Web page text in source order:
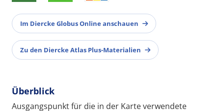
Im Diercke Globus Online anschauen
Zu den Diercke Atlas Plus-Materialien
Überblick
Ausgangspunkt für die in der Karte verwendete